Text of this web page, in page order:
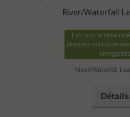
River/Waterfall
Les prix de cette
réservés
enregistrés
River/Waterfall
Détails